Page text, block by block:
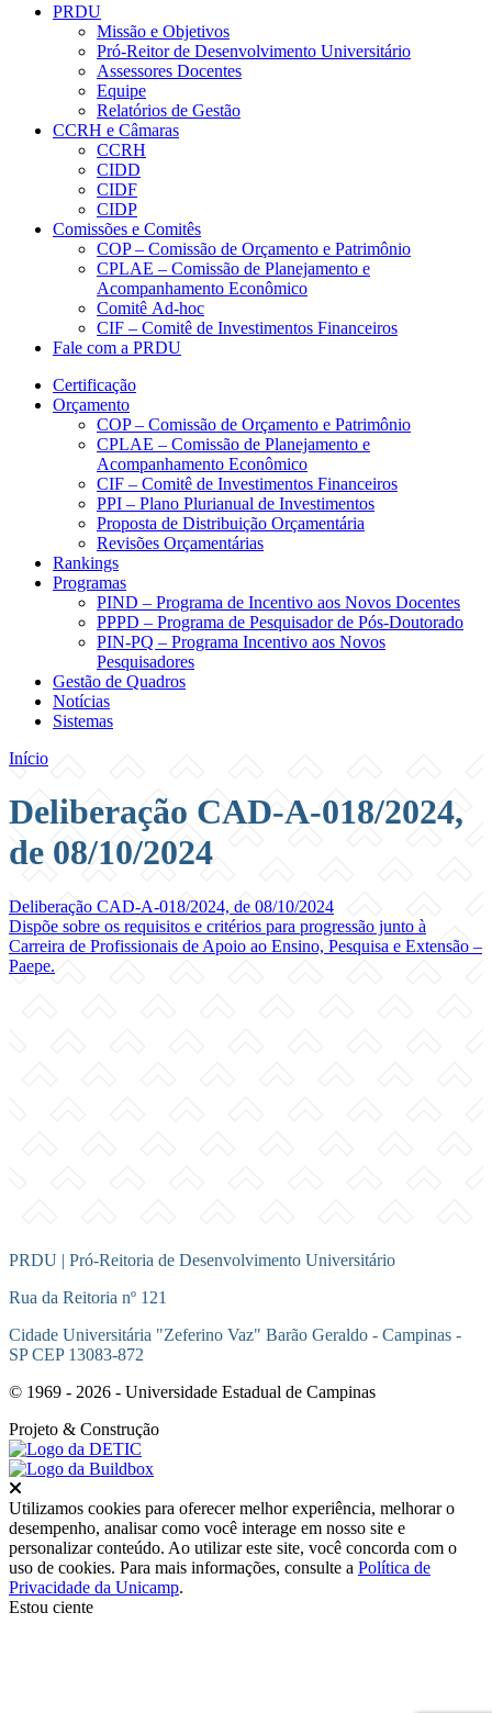
PRDU
Missão e Objetivos
Pró-Reitor de Desenvolvimento Universitário
Assessores Docentes
Equipe
Relatórios de Gestão
CCRH e Câmaras
CCRH
CIDD
CIDF
CIDP
Comissões e Comitês
COP – Comissão de Orçamento e Patrimônio
CPLAE – Comissão de Planejamento e
Acompanhamento Econômico
Comitê Ad-hoc
CIF – Comitê de Investimentos Financeiros
Fale com a PRDU
Certificação
Orçamento
COP – Comissão de Orçamento e Patrimônio
CPLAE – Comissão de Planejamento e
Acompanhamento Econômico
CIF – Comitê de Investimentos Financeiros
PPI – Plano Plurianual de Investimentos
Proposta de Distribuição Orçamentária
Revisões Orçamentárias
Rankings
Programas
PIND – Programa de Incentivo aos Novos Docentes
PPPD – Programa de Pesquisador de Pós-Doutorado
PIN-PQ – Programa Incentivo aos Novos
Pesquisadores
Gestão de Quadros
Notícias
Sistemas
Início
Deliberação CAD-A-018/2024,
de 08/10/2024
Deliberação CAD-A-018/2024, de 08/10/2024
Dispõe sobre os requisitos e critérios para progressão junto à
Carreira de Profissionais de Apoio ao Ensino, Pesquisa e Extensão –
Paepe.
PRDU | Pró-Reitoria de Desenvolvimento Universitário
Rua da Reitoria nº 121
Cidade Universitária "Zeferino Vaz" Barão Geraldo - Campinas -
SP CEP 13083-872
© 1969 - 2026 - Universidade Estadual de Campinas
Projeto & Construção
Utilizamos cookies para oferecer melhor experiência, melhorar o
desempenho, analisar como você interage em nosso site e
personalizar conteúdo. Ao utilizar este site, você concorda com o
uso de cookies. Para mais informações, consulte a Política de
Privacidade da Unicamp.
Estou ciente